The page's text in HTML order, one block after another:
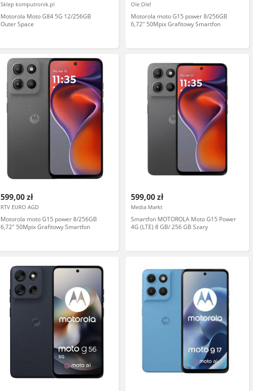
Sklep komputronik.pl
Motorola Moto G84 5G 12/256GB
Outer Space
Ole Ole!
Motorola moto G15 power 8/256GB
6,72" 50Mpix Grafitowy Smartfon
599,00 zł
RTV EURO AGD
Motorola moto G15 power 8/256GB
6,72" 50Mpix Grafitowy Smartfon
599,00 zł
Media Markt
Smartfon MOTOROLA Moto G15 Power
4G (LTE) 8 GB/ 256 GB Szary